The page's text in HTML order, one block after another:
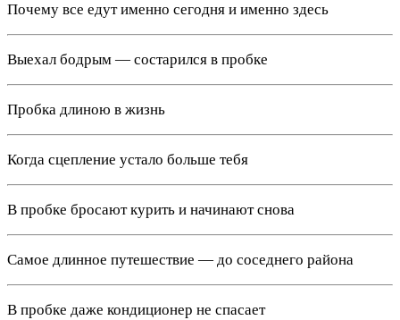
Почему все едут именно сегодня и именно здесь
Выехал бодрым — состарился в пробке
Пробка длиною в жизнь
Когда сцепление устало больше тебя
В пробке бросают курить и начинают снова
Самое длинное путешествие — до соседнего района
В пробке даже кондиционер не спасает